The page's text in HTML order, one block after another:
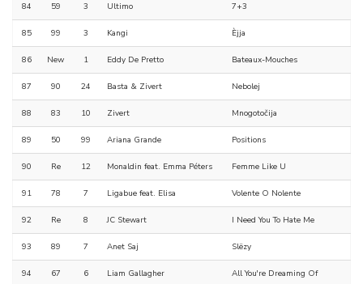
84 59 3 Ultimo 7+3
85 99 3 Kangi Èjja
86 New 1 Eddy De Pretto Bateaux-Mouches
87 90 24 Basta & Zivert Nebolej
88 83 10 Zivert Mnogotočija
89 50 99 Ariana Grande Positions
90 Re 12 Monaldin feat. Emma Péters Femme Like U
91 78 7 Ligabue feat. Elisa Volente O Nolente
92 Re 8 JC Stewart I Need You To Hate Me
93 89 7 Anet Saj Slëzy
94 67 6 Liam Gallagher All You're Dreaming Of